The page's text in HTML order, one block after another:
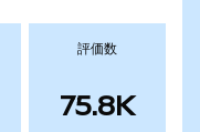
評価数
75.8K